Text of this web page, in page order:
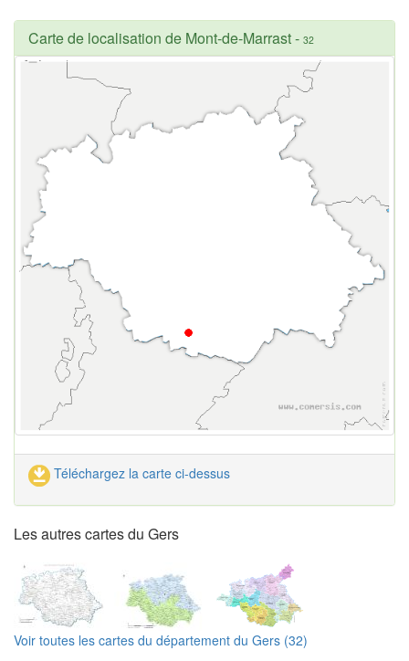
Carte de localisation de Mont-de-Marrast- 32
Téléchargez la carte ci-dessus
Les autres cartes du Gers
Voir toutes les cartes du département du Gers (32)